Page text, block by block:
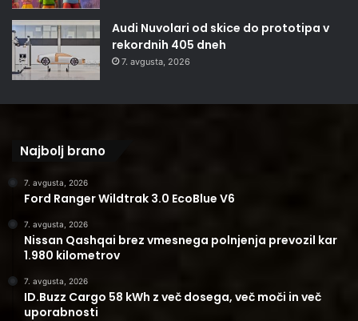
Audi Nuvolari od skice do prototipa v
rekordnih 405 dneh
7. avgusta, 2026
Najbolj brano
7. avgusta, 2026
Ford Ranger Wildtrak 3.0 EcoBlue V6
7. avgusta, 2026
Nissan Qashqai brez vmesnega polnjenja prevozil kar
1.980 kilometrov
7. avgusta, 2026
ID.Buzz Cargo 58 kWh z več dosega, več moči in več
uporabnosti